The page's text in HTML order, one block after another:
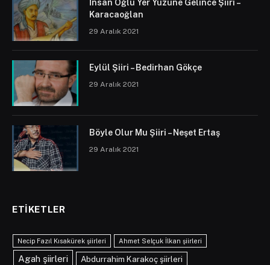
İnsan Oğlu Yer Yüzüne Gelince Şiiri –
Karacaoğlan
29 Aralık 2021
Eylül Şiiri – Bedirhan Gökçe
29 Aralık 2021
Böyle Olur Mu Şiiri – Neşet Ertaş
29 Aralık 2021
ETIKETLER
Necip Fazıl Kısakürek şiirleri Ahmet Selçuk İlkan şiirleri
Agah şiirleri Abdurrahim Karakoç şiirleri